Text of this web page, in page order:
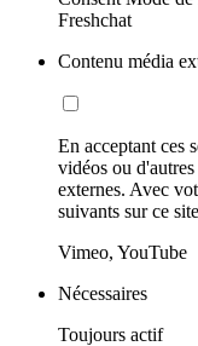
Freshchat
Contenu média
En acceptant ces
vidéos ou
externes. Avec
suivants sur ce
Vimeo, YouTube
Nécessaires
Toujours actif